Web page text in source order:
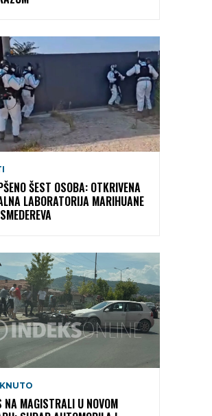
ŠEST OSOBA: OTKRIVENA
LABORATORIJA MARIHUANE
NA MAGISTRALI U NOVOM